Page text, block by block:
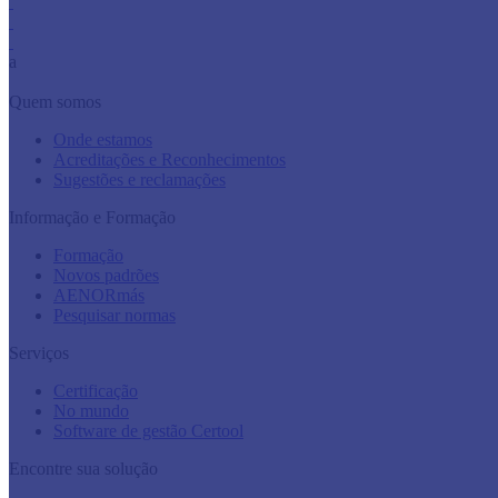
a
Quem somos
Onde estamos
Acreditações e Reconhecimentos
Sugestões e reclamações
Informação e Formação
Formação
Novos padrões
AENORmás
Pesquisar normas
Serviços
Certificação
No mundo
Software de gestão Certool
Encontre sua solução